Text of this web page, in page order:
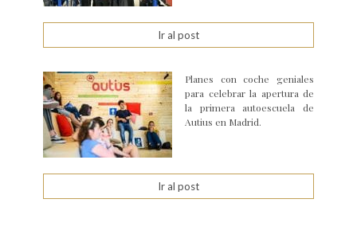
Ir al post
Planes con coche geniales
para celebrar la apertura de
la primera autoescuela de
Autius en Madrid.
Ir al post